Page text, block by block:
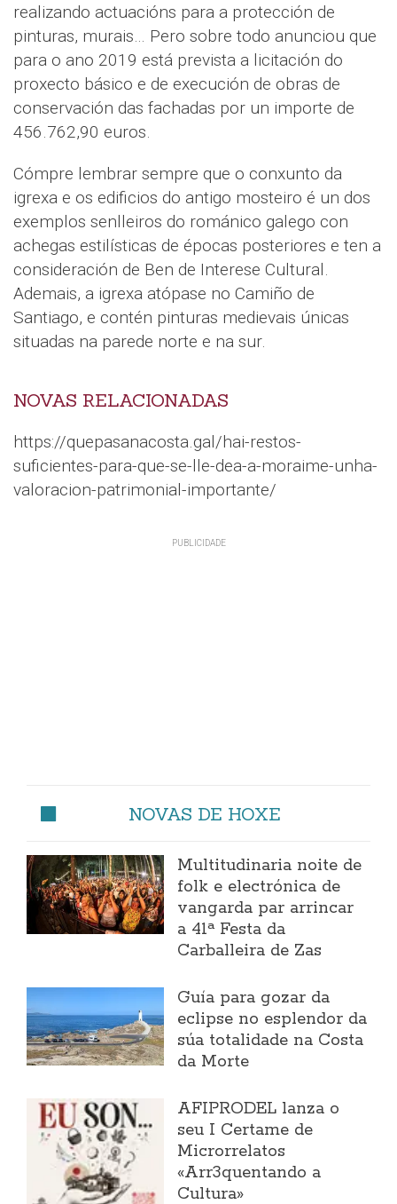
realizando actuacións para a protección de
pinturas, murais… Pero sobre todo anunciou que
para o ano 2019 está prevista a licitación do
proxecto básico e de execución de obras de
conservación das fachadas por un importe de
456.762,90 euros.
Cómpre lembrar sempre que o conxunto da
igrexa e os edificios do antigo mosteiro é un dos
exemplos senlleiros do románico galego con
achegas estilísticas de épocas posteriores e ten a
consideración de Ben de Interese Cultural.
Ademais, a igrexa atópase no Camiño de
Santiago, e contén pinturas medievais únicas
situadas na parede norte e na sur.
NOVAS RELACIONADAS
https://quepasanacosta.gal/hai-restos-
suficientes-para-que-se-lle-dea-a-moraime-unha-
valoracion-patrimonial-importante/
NOVAS DE HOXE
Multitudinaria noite de
folk e electrónica de
vangarda par arrincar
a 41ª Festa da
Carballeira de Zas
Guía para gozar da
eclipse no esplendor da
súa totalidade na Costa
da Morte
AFIPRODEL lanza o
seu I Certame de
Microrrelatos
«Arr3quentando a
Cultura»